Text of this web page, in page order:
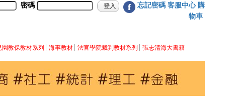
密碼 f 忘記密碼 客服中心 購
物車
園教保教材系列 海事教材 法官學院裁判教材系列 張志清海大書籍